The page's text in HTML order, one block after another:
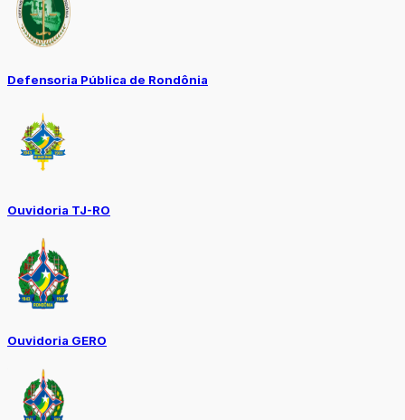
Defensoria Pública de Rondônia
Ouvidoria TJ-RO
Ouvidoria GERO